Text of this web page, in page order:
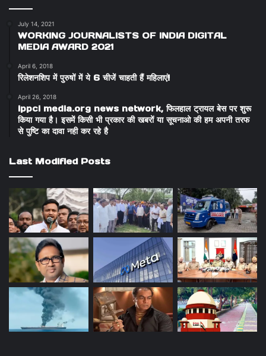
July 14, 2021
WORKING JOURNALISTS OF INDIA DIGITAL
MEDIA AWARD 2021
April 6, 2018
रिलेशनशिप में पुरुषों में ये 6 चीजें चाहती हैं महिलाएं!
April 26, 2018
ippci media.org news network, फिलहाल ट्रायल बेस पर शुरू
किया गया है। इसमें किसी भी प्रकार की खबरों या सूचनाओ की हम अपनी तरफ
से पुष्टि का दावा नही कर रहे है
Last Modified Posts